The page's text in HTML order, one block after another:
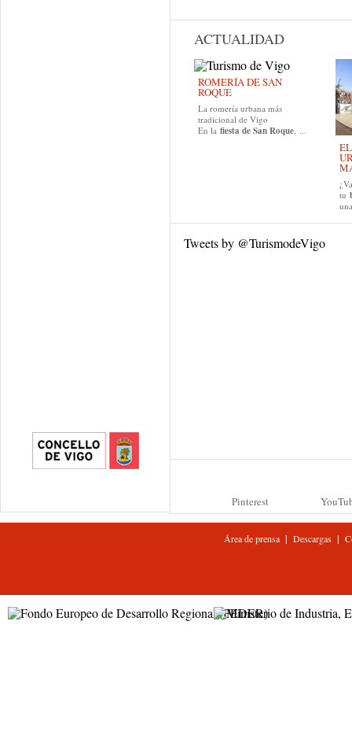
ACTUALIDAD
ROMERÍA DE SAN
ROQUE
La romería urbana más
tradicional de Vigo
En la fiesta de San Roque, ...
tu
Tweets by @TurismodeVigo
Pinterest
Área de prensa| Descargas|